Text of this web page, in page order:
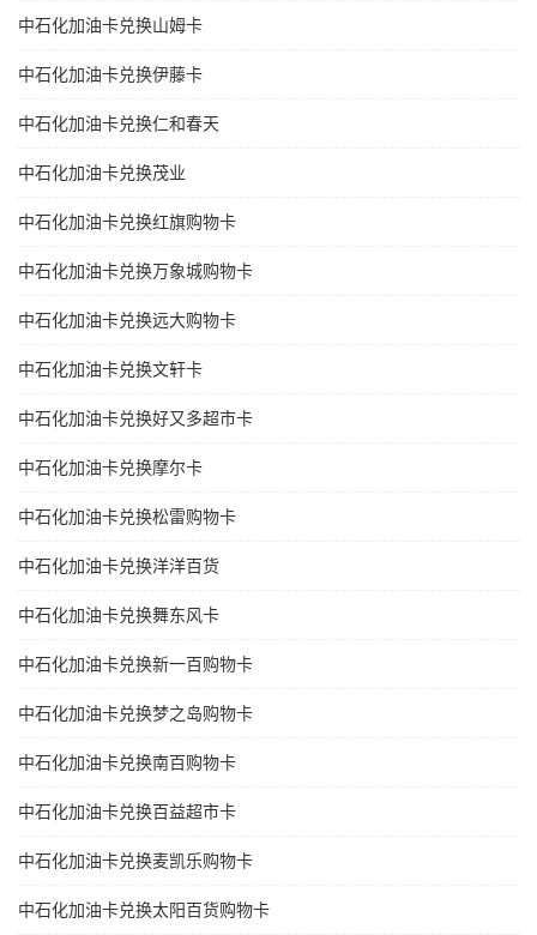
中石化加油卡兑换山姆卡
中石化加油卡兑换伊藤卡
中石化加油卡兑换仁和春天
中石化加油卡兑换茂业
中石化加油卡兑换红旗购物卡
中石化加油卡兑换万象城购物卡
中石化加油卡兑换远大购物卡
中石化加油卡兑换文轩卡
中石化加油卡兑换好又多超市卡
中石化加油卡兑换摩尔卡
中石化加油卡兑换松雷购物卡
中石化加油卡兑换洋洋百货
中石化加油卡兑换舞东风卡
中石化加油卡兑换新一百购物卡
中石化加油卡兑换梦之岛购物卡
中石化加油卡兑换南百购物卡
中石化加油卡兑换百益超市卡
中石化加油卡兑换麦凯乐购物卡
中石化加油卡兑换太阳百货购物卡